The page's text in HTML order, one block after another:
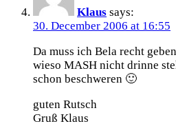
Klaus says:
30. December 2006 at 16:55
Da muss ich Bela recht
wieso MASH nicht drinne
schon beschweren 🙂
guten Rutsch
Gruß Klaus